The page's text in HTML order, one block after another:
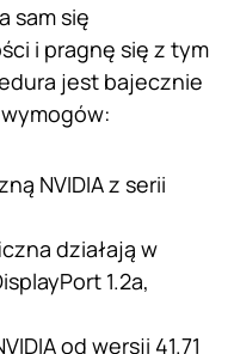
sam się
i pragnę się z tym
jest bajecznie
NVIDIA z serii
działają w
1.2a,
od wersji 41.71